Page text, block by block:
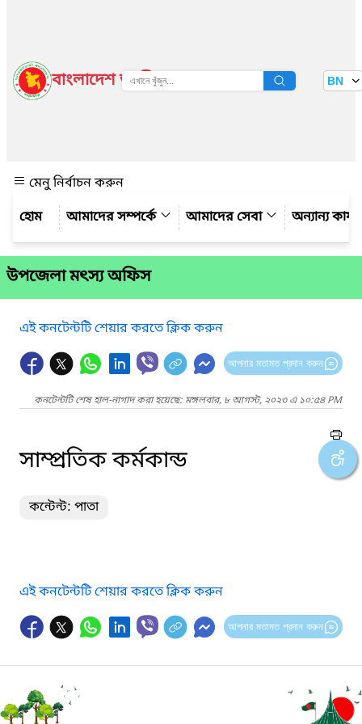
বাংলাদেশ জাতীয় তথ্য বাতায়ন BN
মেনু নির্বাচন করুন
আমাদের সম্পর্কে
আমাদের সেবা অন্যান্য
উপজেলা মৎস্য অফিস
এই কনটেন্টটি শেয়ার করতে ক্লিক করুন
আপনার মতামত প্রদান করুন
কনটেন্টটি শেষ হাল-নাগাদ করা হয়েছে: মঙ্গলবার, ৮ আগস্ট, ২০২৩ এ ১০:৫৪ PM
সাম্প্রতিক কর্মকান্ড
কন্টেন্ট: পাতা
এই কনটেন্টটি শেয়ার করতে ক্লিক করুন
আপনার মতামত প্রদান করুন